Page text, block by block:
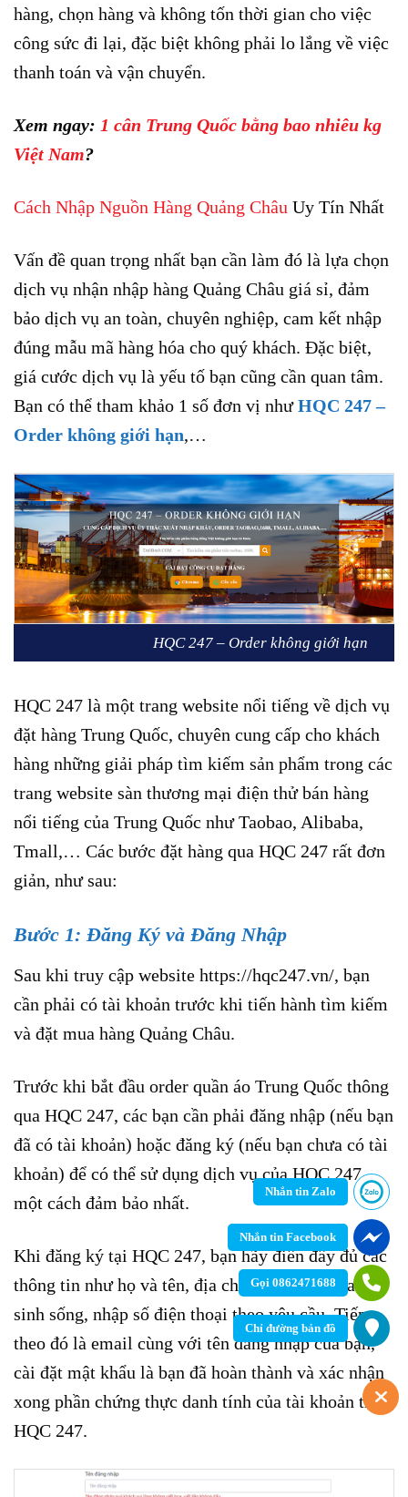
hàng, chọn hàng và không tốn thời gian cho việc
công sức đi lại, đặc biệt không phải lo lắng về việc
thanh toán và vận chuyển.
Xem ngay: 1 cân Trung Quốc bằng bao nhiêu kg
Việt Nam?
Cách Nhập Nguồn Hàng Quảng Châu Uy Tín Nhất
Vấn đề quan trọng nhất bạn cần làm đó là lựa chọn
dịch vụ nhận nhập hàng Quảng Châu giá sỉ, đảm
bảo dịch vụ an toàn, chuyên nghiệp, cam kết nhập
đúng mẫu mã hàng hóa cho quý khách. Đặc biệt,
giá cước dịch vụ là yếu tố bạn cũng cần quan tâm.
Bạn có thể tham khảo 1 số đơn vị nhưHQC 247 –
Order không giới hạn,…
HQC 247 – Order không giới hạn
HQC 247 là một trang website nổi tiếng về dịch vụ
đặt hàng Trung Quốc, chuyên cung cấp cho khách
hàng những giải pháp tìm kiếm sản phẩm trong các
trang website sàn thương mại điện thử bán hàng
nổi tiếng của Trung Quốc như Taobao, Alibaba,
Tmall,… Các bước đặt hàng qua HQC 247 rất đơn
giản, như sau:
Bước 1: Đăng Ký và Đăng Nhập
Sau khi truy cập website https://hqc247.vn/, bạn
cần phải có tài khoản trước khi tiến hành tìm kiếm
và đặt mua hàng Quảng Châu.
Trước khi bắt đầu order quần áo Trung Quốc thông
qua HQC 247, các bạn cần phải đăng nhập (nếu bạn
đã có tài khoản) hoặc đăng ký (nếu bạn chưa có tài
khoản) để có thể sử dụng dịch vụ của HQC 247
một cách đảm bảo nhất.
Khi đăng ký tại HQC 247, bạn hãy điền đầy đủ các
thông tin như họ và tên, địa chỉ nơi hiện tại đang
sinh sống, nhập số điện thoại theo yêu cầu. Tiếp
theo đó là email cùng với tên đăng nhập của bạn,
cài đặt mật khẩu là bạn đã hoàn thành và xác nhận
xong phần chứng thực danh tính của tài khoản trên
HQC 247.
Nhắn tin Zalo
Nhắn tin Facebook
Gọi 0862471688
Chỉ đường bản đồ